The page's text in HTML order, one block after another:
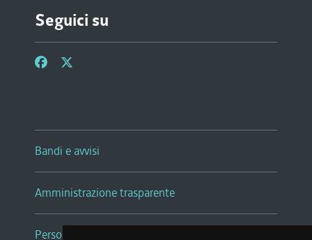
Seguici su
Bandi e avvisi
Amministrazione trasparente
Persone e Uffici